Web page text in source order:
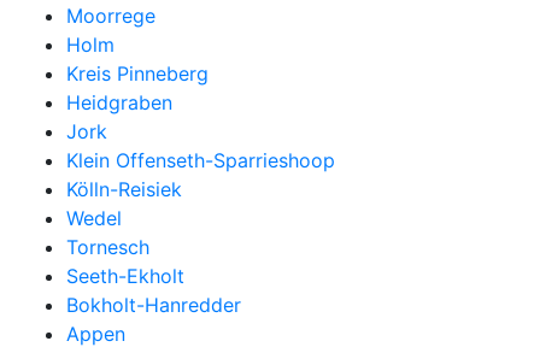
Moorrege
Holm
Kreis Pinneberg
Heidgraben
Jork
Klein Offenseth-Sparrieshoop
Kölln-Reisiek
Wedel
Tornesch
Seeth-Ekholt
Bokholt-Hanredder
Appen